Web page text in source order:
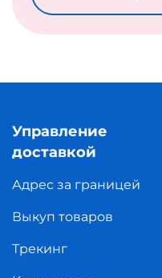
Управление
доставкой
Адрес за границей
Выкуп товаров
Трекинг